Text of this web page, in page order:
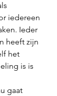
iedereen
Ieder
heeft zijn
het
is is
gaat